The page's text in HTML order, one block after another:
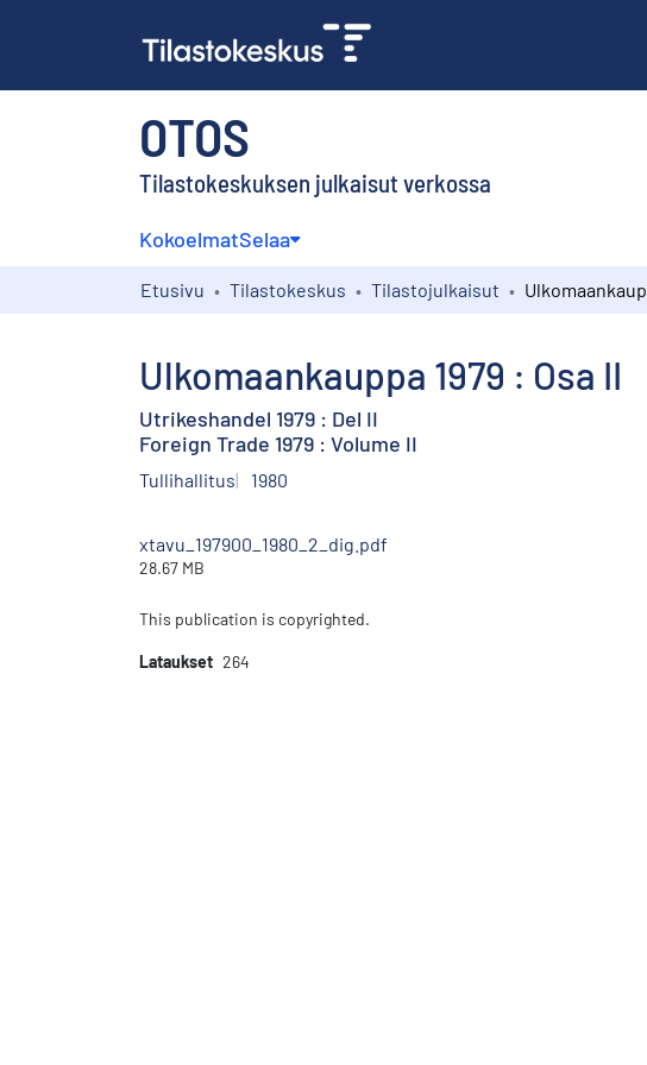
OTOS
Tilastokeskuksen julkaisut verkossa
KokoelmatSelaa
Etusivu Tilastokeskus Tilastojulkaisut
Ulkomaankauppa 1979 : Osa II
Utrikeshandel 1979 : Del II
Foreign Trade 1979 : Volume II
Tullihallitus 1980
xtavu_197900_1980_2_dig.pdf
28.67 MB
This publication is copyrighted.
Lataukset 264